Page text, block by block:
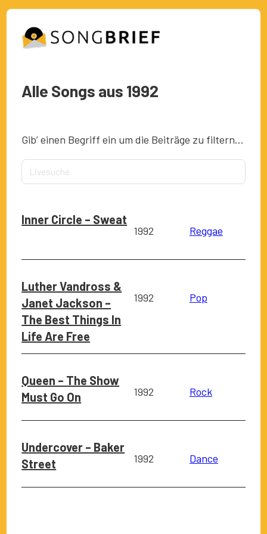
Alle Songs aus 1992
Gib’ einen Begriff ein um die Beiträge zu filtern…
Inner Circle – Sweat
1992 Reggae
Luther Vandross &
Janet Jackson –
The Best Things In
Life Are Free
1992 Pop
Queen – The Show
Must Go On
1992 Rock
Undercover – Baker
Street
1992 Dance